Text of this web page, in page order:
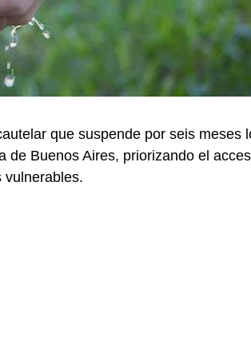
que suspende por seis meses
Buenos Aires, priorizando el
vulnerables.